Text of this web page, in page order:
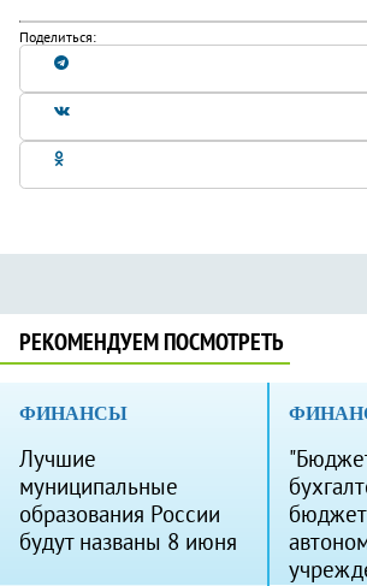
Поделиться:
РЕКОМЕНДУЕМ ПОСМОТРЕТЬ
ФИНАНСЫ
Лучшие
муниципальные
образования России
будут названы 8 июня